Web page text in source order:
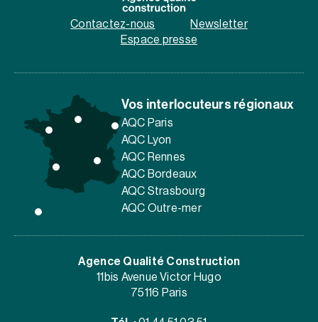
Contactez-nous
Newsletter
Espace presse
Vos interlocuteurs régionaux
AQC Paris
AQC Lyon
AQC Rennes
AQC Bordeaux
AQC Strasbourg
AQC Outre-mer
Agence Qualité Construction
11bis Avenue Victor Hugo
75116 Paris